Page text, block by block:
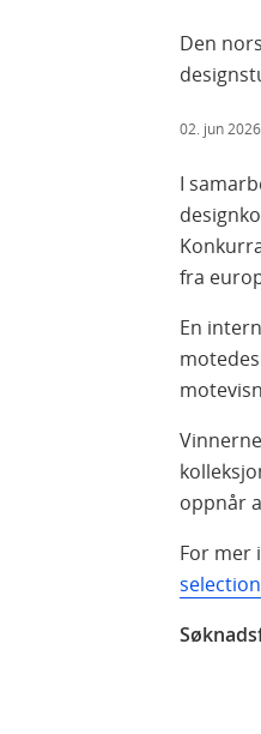
Den
02. jun 2026
I
fra
En
oppnår
For mer
selection